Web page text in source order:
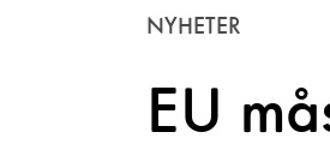
EU
NYHETER